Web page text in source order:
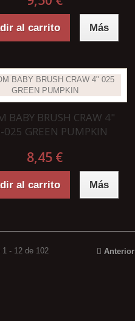
al carrito Más
BABY BRUSH CRAW 4"
025 GREEN PUMPKIN
8,45 €
al carrito Más
Anterior
1 - 12 de 102